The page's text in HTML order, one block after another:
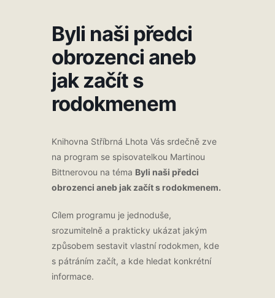
Byli naši předci
obrozenci aneb
jak začít s
rodokmenem
Knihovna Stříbrná Lhota Vás srdečně zve
na program se spisovatelkou Martinou
Bittnerovou na téma Byli naši předci
obrozenci aneb jak začít s rodokmenem.
Cílem programu je jednoduše,
srozumitelně a prakticky ukázat jakým
způsobem sestavit vlastní rodokmen, kde
s pátráním začít, a kde hledat konkrétní
informace.